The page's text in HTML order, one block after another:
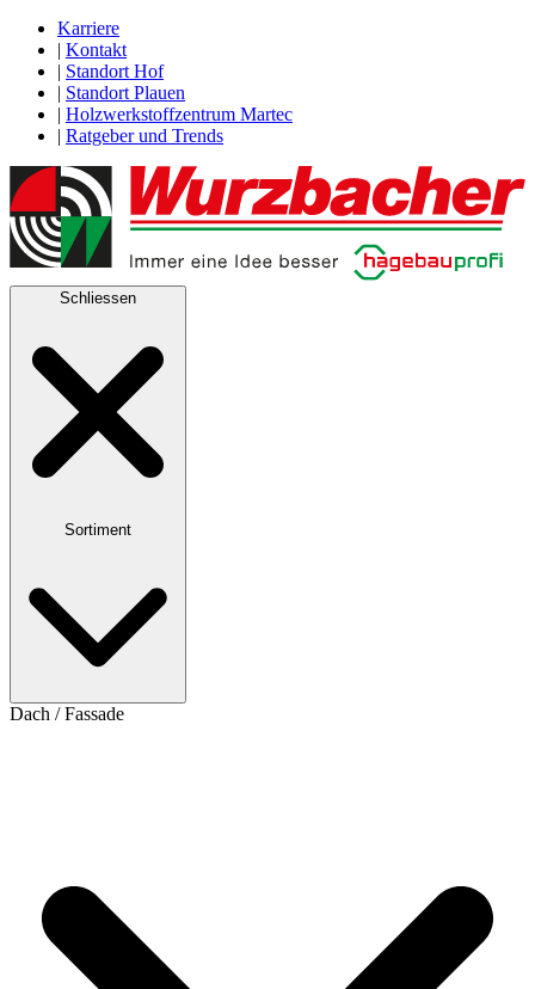
Karriere
| Kontakt
| Standort Hof
| Standort Plauen
| Holzwerkstoffzentrum Martec
| Ratgeber und Trends
Schliessen
Sortiment
Dach / Fassade